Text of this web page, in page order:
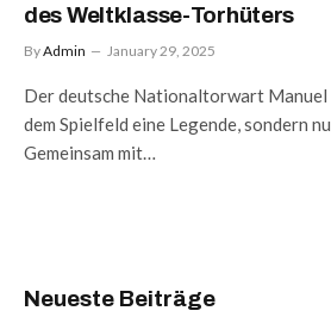
des Weltklasse-Torhüters
ByAdmin January 29, 2025
Der deutsche Nationaltorwart
dem Spielfeld eine Legende, sondern
Gemeinsam mit…
Neueste Beiträge